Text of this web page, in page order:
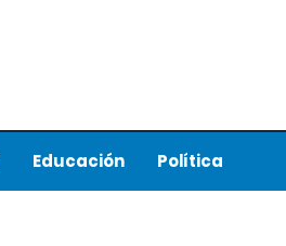
Educación Política